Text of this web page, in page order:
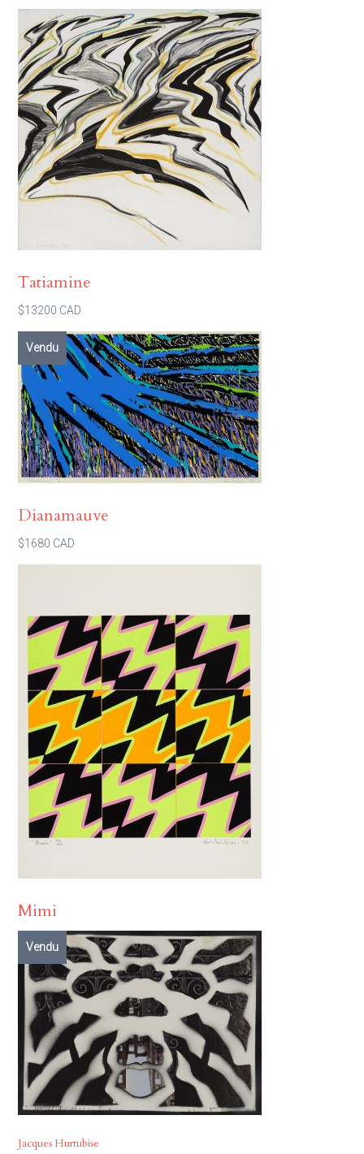
Tatiamine
$13200 CAD
Vendu
Dianamauve
$1680 CAD
Mimi
Vendu
Jacques Hurtubise